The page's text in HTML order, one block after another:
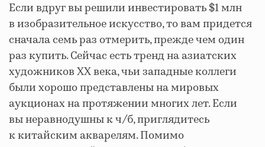
Если вдруг вы решили инвестировать $1 млн
в изобразительное искусство, то вам придется
сначала семь раз отмерить, прежде чем один
раз купить. Сейчас есть тренд на азиатских
художников ХХ века, чьи западные коллеги
были хорошо представлены на мировых
аукционах на протяжении многих лет. Если
вы неравнодушны к ч/б, приглядитесь
к китайским акварелям. Помимо